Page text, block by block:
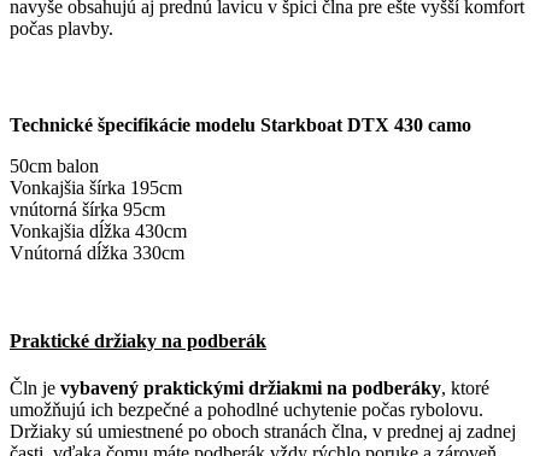
navyše obsahujú aj prednú lavicu v špici člna pre ešte vyšší komfort
počas plavby.
Technické špecifikácie modelu Starkboat DTX 430 camo
50cm balon
Vonkajšia šírka 195cm
vnútorná šírka 95cm
Vonkajšia dĺžka 430cm
Vnútorná dĺžka 330cm
Praktické držiaky na podberák
Čln je vybavený praktickými držiakmi na podberáky, ktoré
umožňujú ich bezpečné a pohodlné uchytenie počas rybolovu.
Držiaky sú umiestnené po oboch stranách člna, v prednej aj zadnej